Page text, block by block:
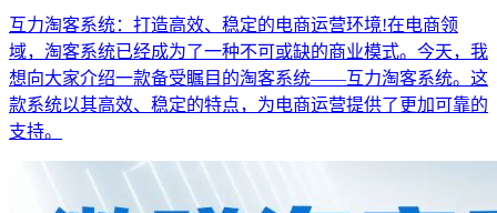
互力淘客系统：打造高效、稳定的电商运营环境!在电商领
域，淘客系统已经成为了一种不可或缺的商业模式。今天，我
想向大家介绍一款备受瞩目的淘客系统——互力淘客系统。这
款系统以其高效、稳定的特点，为电商运营提供了更加可靠的
支持。